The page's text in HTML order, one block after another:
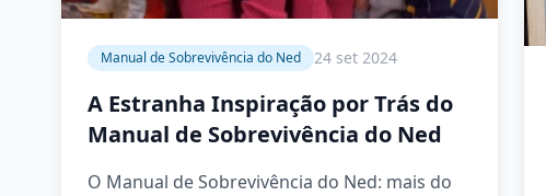
Manual de Sobrevivência do Ned 24 set 2024
A Estranha Inspiração por Trás do
Manual de Sobrevivência do Ned
O Manual de Sobrevivência do Ned: mais do